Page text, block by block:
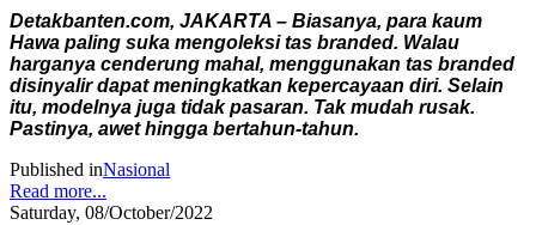
Detakbanten.com, JAKARTA – Biasanya, para kaum
Hawa paling suka mengoleksi tas branded. Walau
harganya cenderung mahal, menggunakan tas branded
disinyalir dapat meningkatkan kepercayaan diri. Selain
itu, modelnya juga tidak pasaran. Tak mudah rusak.
Pastinya, awet hingga bertahun-tahun.
Published inNasional
Read more...
Saturday, 08/October/2022